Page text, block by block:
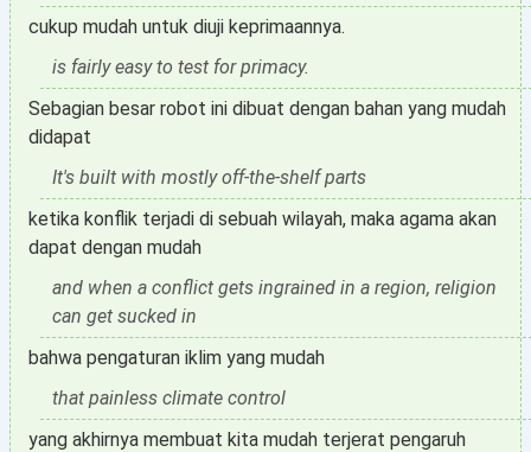
cukup mudah untuk diuji keprimaannya.
is fairly easy to test for primacy.
Sebagian besar robot ini dibuat dengan bahan yang mudah
didapat
It's built with mostly off-the-shelf parts
ketika konflik terjadi di sebuah wilayah, maka agama akan
dapat dengan mudah
and when a conflict gets ingrained in a region, religion
can get sucked in
bahwa pengaturan iklim yang mudah
that painless climate control
yang akhirnya membuat kita mudah terjerat pengaruh